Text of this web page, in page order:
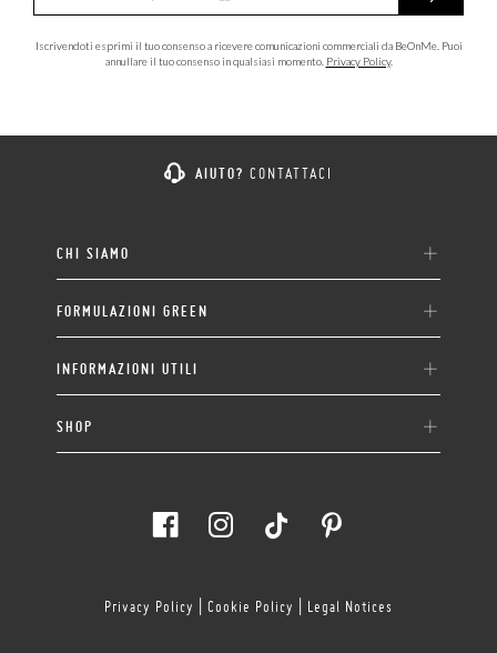
Iscrivendoti esprimi il tuo consenso a ricevere comunicazioni commerciali da BeOnMe. Puoi
annullare il tuo consenso in qualsiasi momento. Privacy Policy.
AIUTO? CONTATTACI
CHI SIAMO
FORMULAZIONI GREEN
INFORMAZIONI UTILI
SHOP
Privacy Policy Cookie Policy Legal Notices